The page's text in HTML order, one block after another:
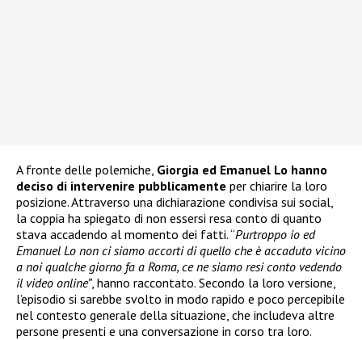
A fronte delle polemiche, Giorgia ed Emanuel Lo hanno
deciso di intervenire pubblicamente per chiarire la loro
posizione. Attraverso una dichiarazione condivisa sui social,
la coppia ha spiegato di non essersi resa conto di quanto
stava accadendo al momento dei fatti. “Purtroppo io ed
Emanuel Lo non ci siamo accorti di quello che è accaduto vicino
a noi qualche giorno fa a Roma, ce ne siamo resi conto vedendo
il video online”, hanno raccontato. Secondo la loro versione,
l’episodio si sarebbe svolto in modo rapido e poco percepibile
nel contesto generale della situazione, che includeva altre
persone presenti e una conversazione in corso tra loro.